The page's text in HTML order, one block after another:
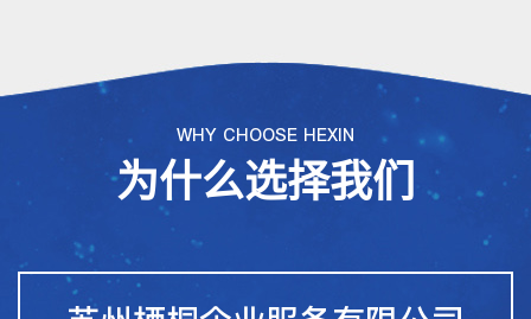
WHY CHOOSE HEXIN
为什么选择我们